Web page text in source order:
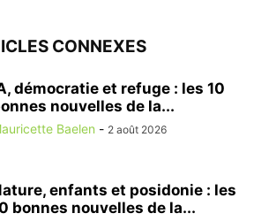
CONNEXES
démocratie et refuge : les 10
nouvelles de la...
Baelen - 2 août 2026
enfants et posidonie : les
bonnes nouvelles de la...